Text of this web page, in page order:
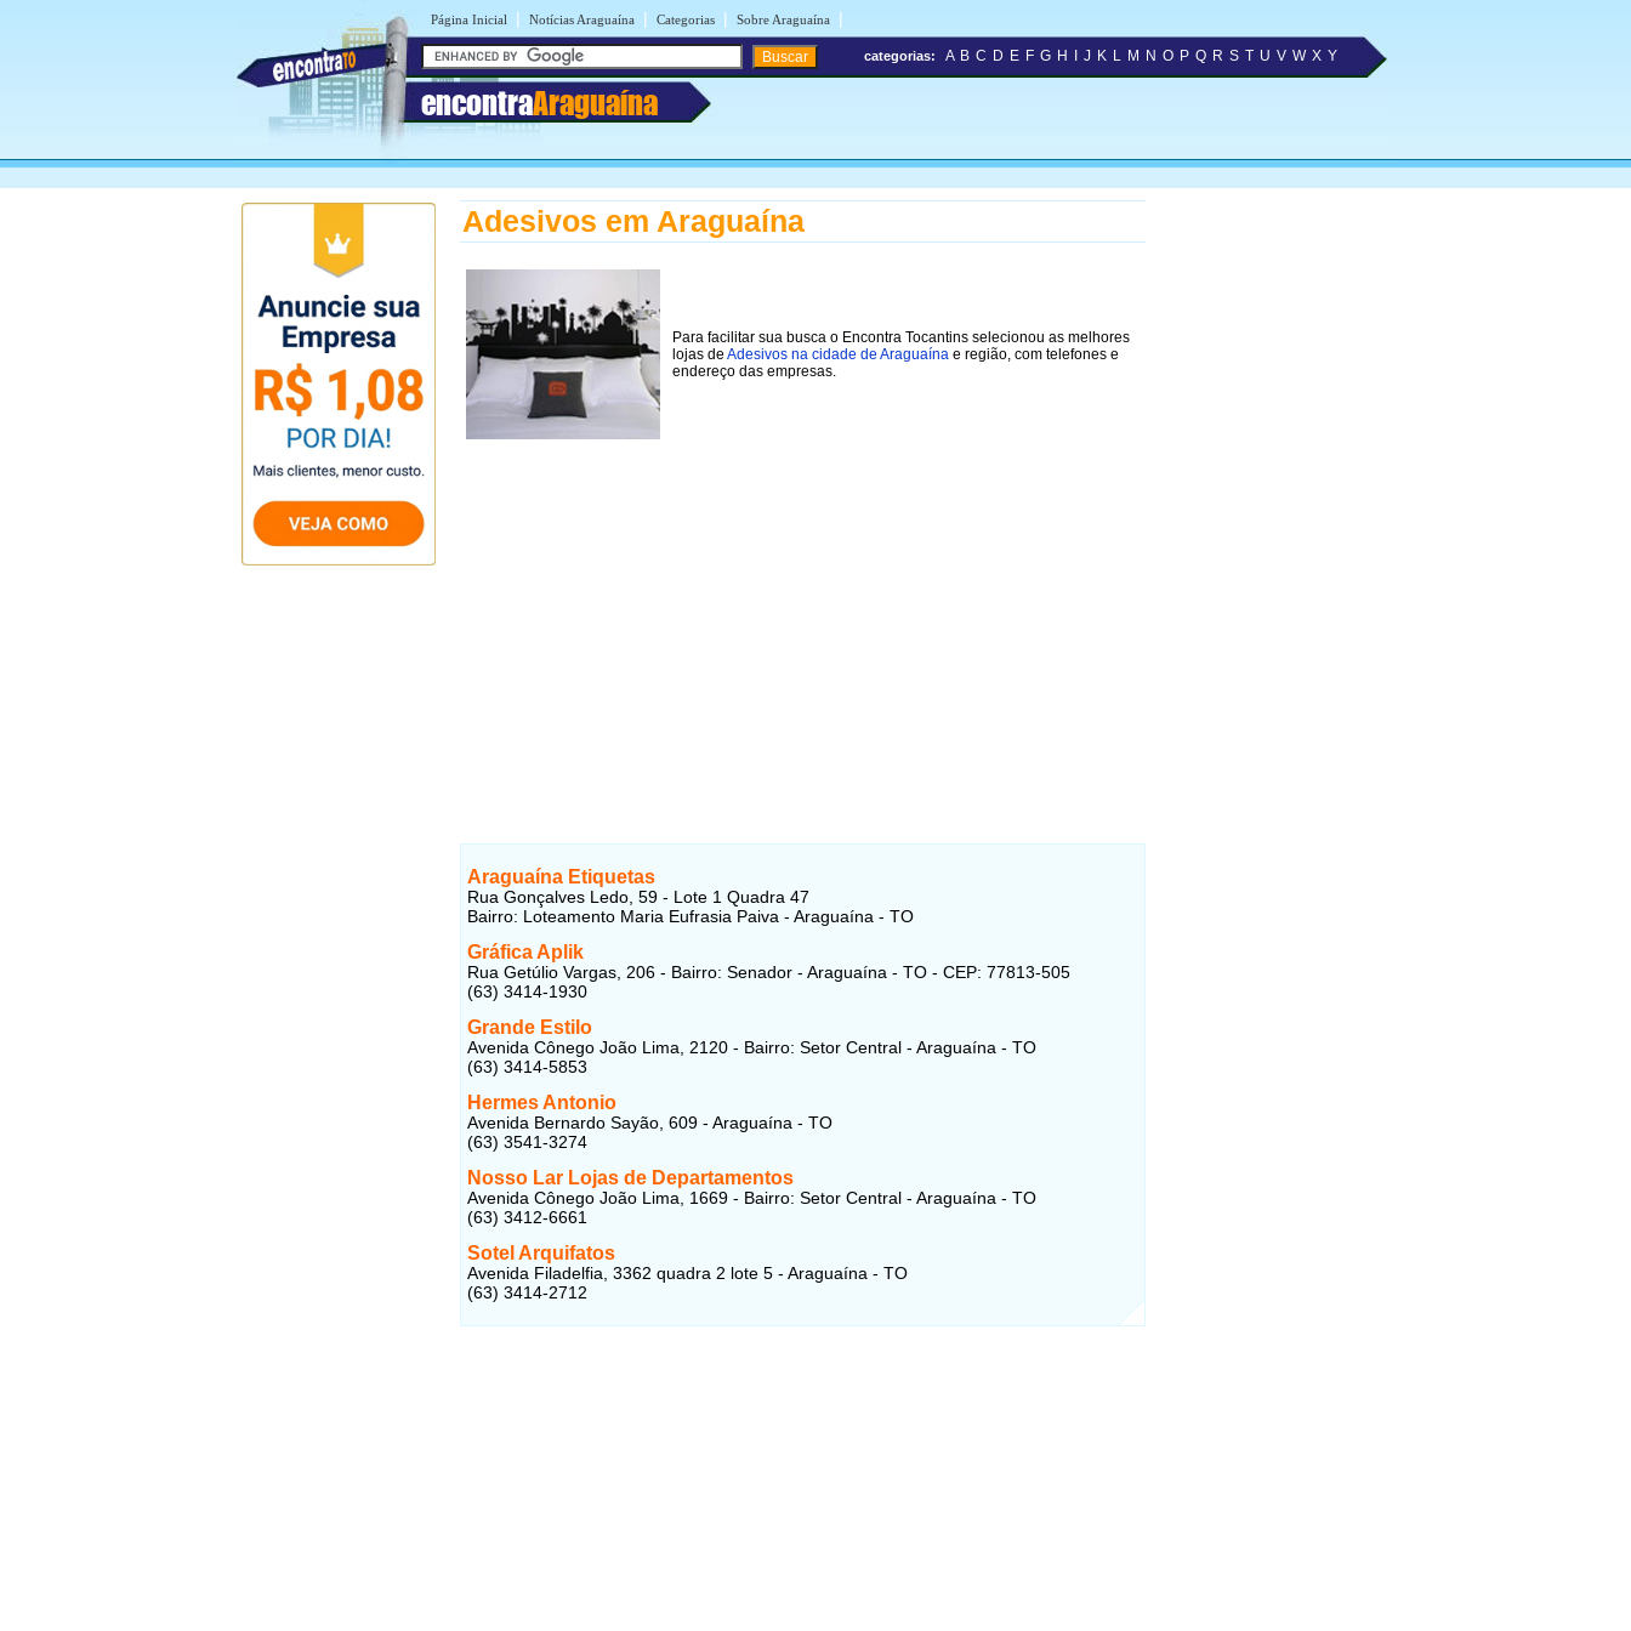
Página Inicial | Notícias Araguaína | Categorias | Sobre Araguaína |
encontraAraguaína
categorias: A B C D E F G H J K L M N O P Q R S T U V W X Y
Adesivos em Araguaína
Para facilitar sua busca o Encontra Tocantins selecionou as melhores
lojas de Adesivos na cidade de Araguaína e região, com telefones e
endereço das empresas.
Araguaína Etiquetas
Rua Gonçalves Ledo, 59 - Lote 1 Quadra 47
Bairro: Loteamento Maria Eufrasia Paiva - Araguaína - TO
Gráfica Aplik
Rua Getúlio Vargas, 206 - Bairro: Senador - Araguaína - TO - CEP: 77813-505
(63) 3414-1930
Grande Estilo
Avenida Cônego João Lima, 2120 - Bairro: Setor Central - Araguaína - TO
(63) 3414-5853
Hermes Antonio
Avenida Bernardo Sayão, 609 - Araguaína - TO
(63) 3541-3274
Nosso Lar Lojas de Departamentos
Avenida Cônego João Lima, 1669 - Bairro: Setor Central - Araguaína - TO
(63) 3412-6661
Sotel Arquifatos
Avenida Filadelfia, 3362 quadra 2 lote 5 - Araguaína - TO
(63) 3414-2712